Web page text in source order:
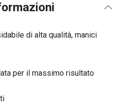
di alta qualità, manici
per il massimo risultato